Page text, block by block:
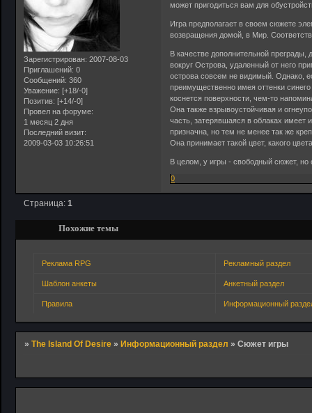
Зарегистрирован: 2007-08-03
Приглашений: 0
Сообщений: 360
Уважение: [+18/-0]
Позитив: [+14/-0]
Провел на форуме:
1 месяц 2 дня
Последний визит:
2009-03-03 10:26:51
может пригодиться вам для
Игра предполагает в своем сюжете
возвращения домой, в Мир.
В качестве дополнительной
вокруг Острова, удаленный от него
острова совсем не видимый. Однако,
преимущественно имея оттенки
коснется поверхности, чем-то
Она также взрывоустойчивая и
часть, затерявшаяся в облаках имеет
призначна, но тем не менее так же
Она принимает такой цвет, какого
В целом, у игры - свободный сюжет,
0
Страница:1
Похожие темы
Реклама RPG Рекламный раздел
Шаблон анкеты Анкетный раздел
Правила Информационный
»The Island Of Desire »Информационный раздел »Сюжет игры